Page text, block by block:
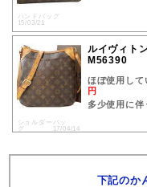
ハンドバッグ
15/03/21
ショルダーバッ
グ 17/04/14
ルイヴィト
M56390
ほぼ使用し
円
多少使用に
下記のか